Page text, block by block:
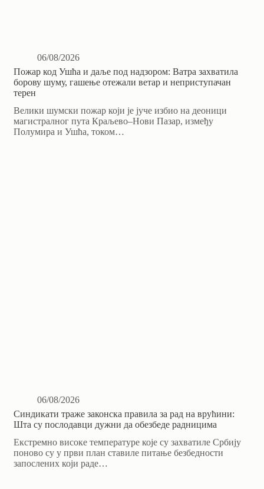
06/08/2026
Пожар код Ушћа и даље под надзором: Ватра захватила
борову шуму, гашење отежали ветар и неприступачан
терен
Велики шумски пожар који је јуче избио на деоници
магистралног пута Краљево–Нови Пазар, између
Полумира и Ушћа, током…
06/08/2026
Синдикати траже законска правила за рад на врућини:
Шта су послодавци дужни да обезбеде радницима
Екстремно високе температуре које су захватиле Србију
поново су у први план ставиле питање безбедности
запослених који раде…